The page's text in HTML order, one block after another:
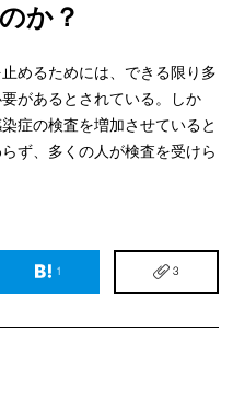
か？
めるためには、できる限り多
があるとされている。しか
症の検査を増加させていると
ず、多くの人が検査を受けら
1 3